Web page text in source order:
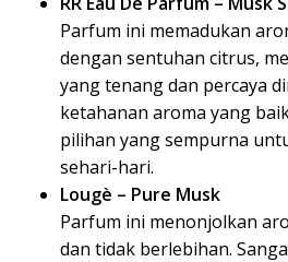
Parfum ini memadukan
dengan sentuhan citrus,
yang tenang dan percaya
ketahanan aroma yang
pilihan yang sempurna
sehari-hari.
Lougè – Pure Musk
Parfum ini menonjolkan
dan tidak berlebihan.